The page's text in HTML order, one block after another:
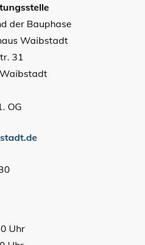
der Bauphase
Waibstadt
31
OG
Uhr